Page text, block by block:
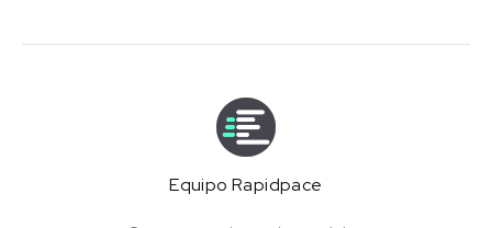
Equipo Rapidpace